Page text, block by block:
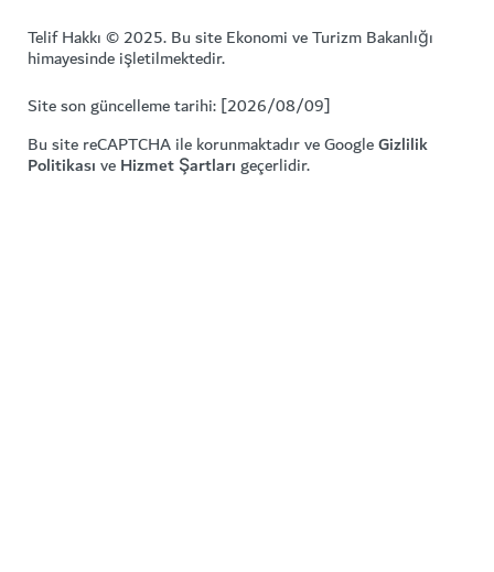
Telif Hakkı © 2025. Bu site Ekonomi ve Turizm Bakanlığı
himayesinde işletilmektedir.
Site son güncelleme tarihi: [2026/08/09]
Bu site reCAPTCHA ile korunmaktadır ve GoogleGizlilik
PolitikasıveHizmet Şartlarıgeçerlidir.